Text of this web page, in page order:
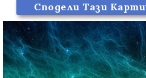
Сподели Тази